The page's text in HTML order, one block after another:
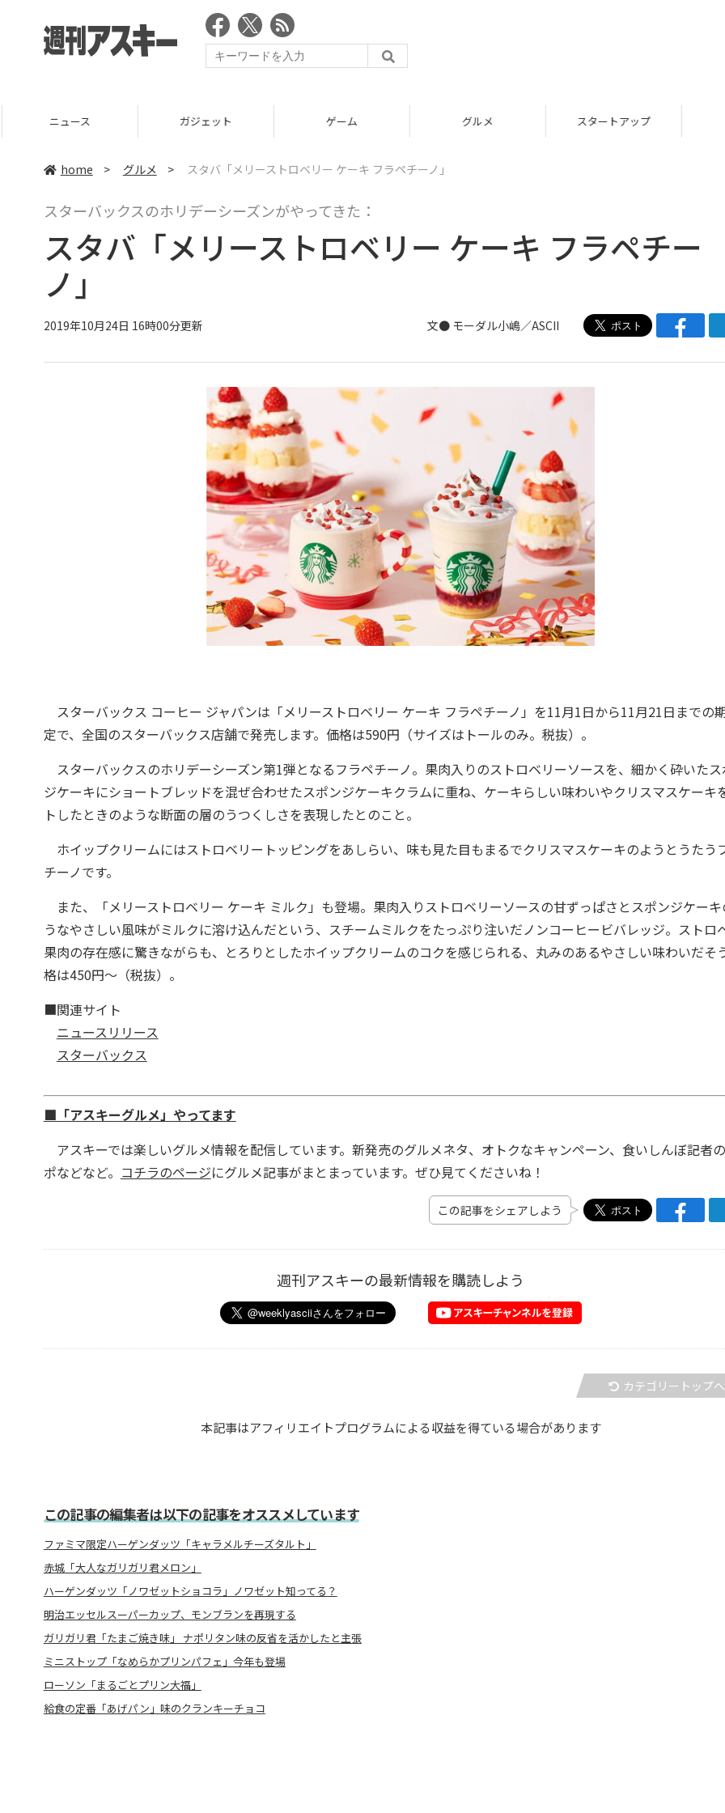
ニュース ガジェット ゲーム グルメ スタートアップ
home > グルメ > スタバ「メリーストロベリー ケーキ フラペチーノ」
スターバックスのホリデーシーズンがやってきた：
スタバ「メリーストロベリー ケーキ フラペチー
ノ」
2019年10月24日 16時00分更新 文● モーダル小嶋／ASCII
スターバックス コーヒー ジャパンは「メリーストロベリー ケーキ フラペチーノ」を11月1日から11月21日までの
定で、全国のスターバックス店舗で発売します。価格は590円（サイズはトールのみ。税抜）。
スターバックスのホリデーシーズン第1弾となるフラペチーノ。果肉入りのストロベリーソースを、細かく砕いたス
ジケーキにショートブレッドを混ぜ合わせたスポンジケーキクラムに重ね、ケーキらしい味わいやクリスマスケーキ
トしたときのような断面の層のうつくしさを表現したとのこと。
ホイップクリームにはストロベリートッピングをあしらい、味も見た目もまるでクリスマスケーキのようとうたう
チーノです。
また、「メリーストロベリー ケーキ ミルク」も登場。果肉入りストロベリーソースの甘ずっぱさとスポンジケーキ
うなやさしい風味がミルクに溶け込んだという、スチームミルクをたっぷり注いだノンコーヒービバレッジ。ストロ
果肉の存在感に驚きながらも、とろりとしたホイップクリームのコクを感じられる、丸みのあるやさしい味わいだそ
格は450円〜（税抜）。
■関連サイト
ニュースリリース
スターバックス
■「アスキーグルメ」やってます
アスキーでは楽しいグルメ情報を配信しています。新発売のグルメネタ、オトクなキャンペーン、食いしんぼ記者
ポなどなど。 コチラのページにグルメ記事がまとまっています。ぜひ見てくださいね！
この記事をシェアしよう
週刊アスキーの最新情報を購読しよう
カテゴリートップへ
本記事はアフィリエイトプログラムによる収益を得ている場合があります
この記事の編集者は以下の記事をオススメしています
ファミマ限定ハーゲンダッツ「キャラメルチーズタルト」
赤城「大人なガリガリ君メロン」
ハーゲンダッツ「ノワゼットショコラ」ノワゼット知ってる？
明治エッセルスーパーカップ、モンブランを再現する
ガリガリ君「たまご焼き味」 ナポリタン味の反省を活かしたと主張
ミニストップ「なめらかプリンパフェ」今年も登場
ローソン「まるごとプリン大福」
給食の定番「あげパン」味のクランキーチョコ